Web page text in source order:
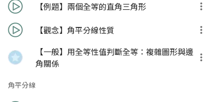
【例題】兩個全等的直角三角形
【觀念】角平分線性質
【一般】用全等性值判斷全等：複雜圖形與邊
角關係
角平分線